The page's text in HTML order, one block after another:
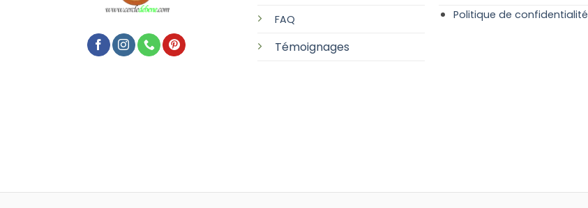
FAQ
Témoignages
Politique de confidentialité